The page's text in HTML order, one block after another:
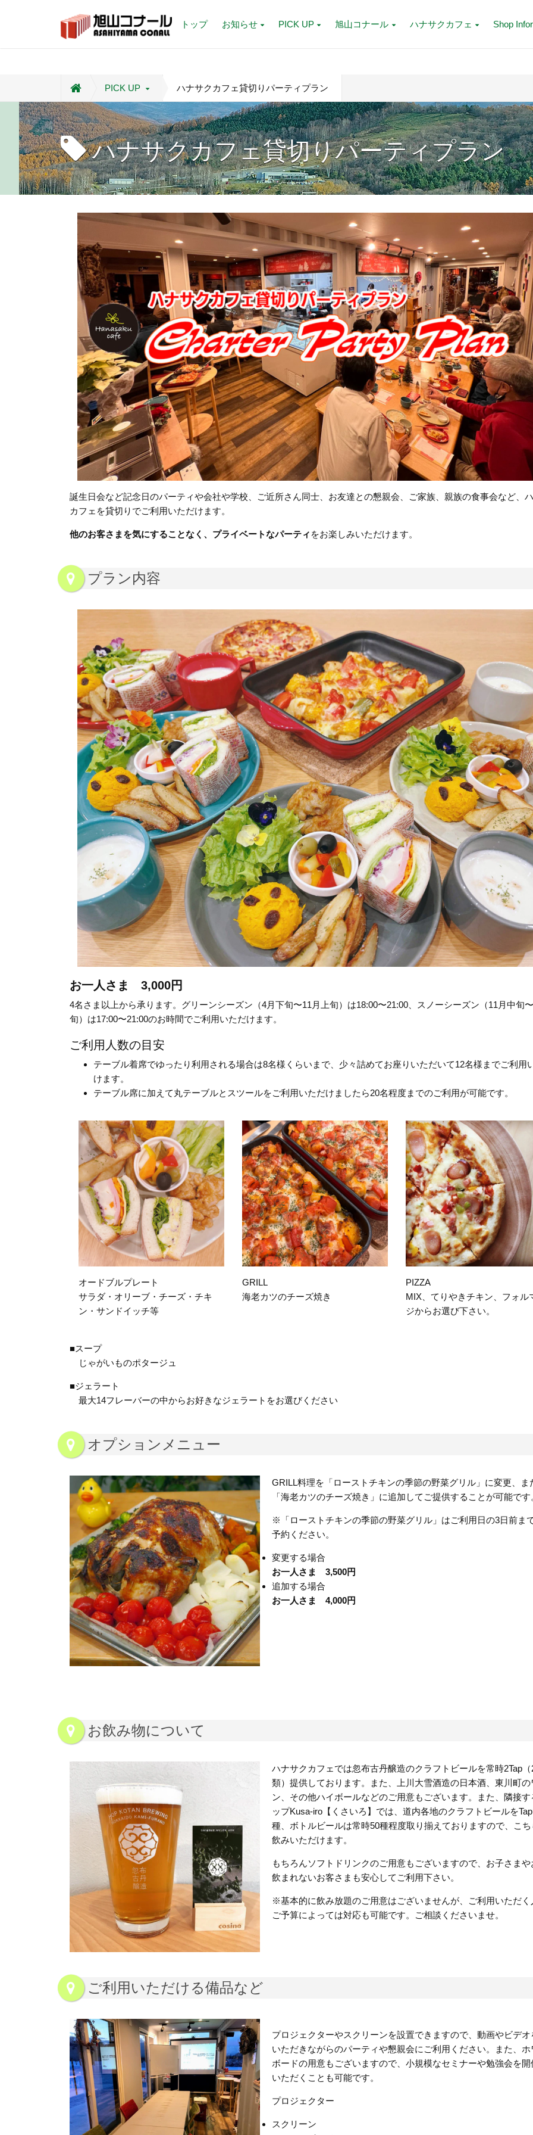
トップ お知らせ PICK UP 旭山コナール ハナサクカフェ Shop
PICK UP ハナサクカフェ貸切りパーティプラン
ハナサクカフェ貸切りパーティプラン
誕生日会など記念日のパーティや会社や学校、ご近所さん同士、お友達との懇親会、ご家族、親族の食事会など、
カフェを貸切りでご利用いただけます。
他のお客さまを気にすることなく、プライベートなパーティ をお楽しみいただけます。
プラン内容
お一人さま 3,000円
4名さま以上から承ります。グリーンシーズン（4月下旬〜11月上旬）は18:00〜21:00、スノーシーズン（11月中旬
旬）は17:00〜21:00のお時間でご利用いただけます。
ご利用人数の目安
テーブル着席でゆったり利用される場合は8名様くらいまで、少々詰めてお座りいただいて12名様までご利用
けます。
テーブル席に加えて丸テーブルとスツールをご利用いただけましたら20名程度までのご利用が可能です。
オードブルプレート
サラダ・オリーブ・チーズ・チキ
ン・サンドイッチ等
GRILL
海老カツのチーズ焼き
PIZZA
MIX、てりやきチキン、フォル
ジからお選び下さい。
■スープ
じゃがいものポタージュ
■ジェラート
最大14フレーバーの中からお好きなジェラートをお選びください
オプションメニュー
GRILL料理を「ローストチキンの季節の野菜グリル」に変更、ま
「海老カツのチーズ焼き」に追加してご提供することが可能です
※「ローストチキンの季節の野菜グリル」はご利用日の3日前ま
予約ください。
変更する場合
お一人さま 3,500円
追加する場合
お一人さま 4,000円
お飲み物について
ハナサクカフェでは忽布古丹醸造のクラフトビールを常時2Tap（
類）提供しております。また、上川大雪酒造の日本酒、東川町の
ン、その他ハイボールなどのご用意もございます。また、隣接す
ップKusa-iro【くさいろ】では、道内各地のクラフトビールを
種、ボトルビールは常時50種程度取り揃えておりますので、こ
飲みいただけます。
もちろんソフトドリンクのご用意もございますので、お子さまや
飲まれないお客さまも安心してご利用下さい。
※基本的に飲み放題のご用意はございませんが、ご利用いただく
ご予算によっては対応も可能です。ご相談くださいませ。
ご利用いただける備品など
プロジェクターやスクリーンを設置できますので、動画やビデオ
いただきながらのパーティや懇親会にご利用ください。また、ホ
ボードの用意もございますので、小規模なセミナーや勉強会を開
いただくことも可能です。
プロジェクター
スクリーン